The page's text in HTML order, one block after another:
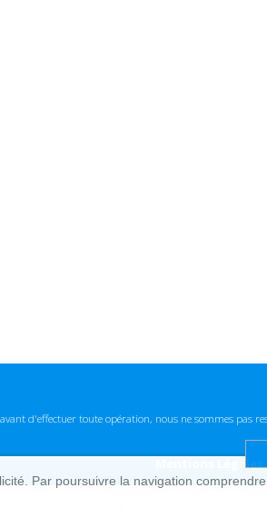
d'effectuer toute opération, nous ne sommes pas
Mentions
Par poursuivre la navigation